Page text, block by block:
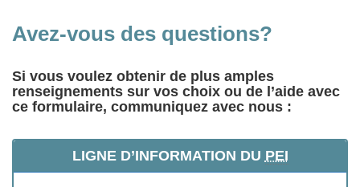
Avez-vous des questions?
Si vous voulez obtenir de plus amples
renseignements sur vos choix ou de l’aide avec
ce formulaire, communiquez avec nous :
LIGNE D’INFORMATION DU PEI